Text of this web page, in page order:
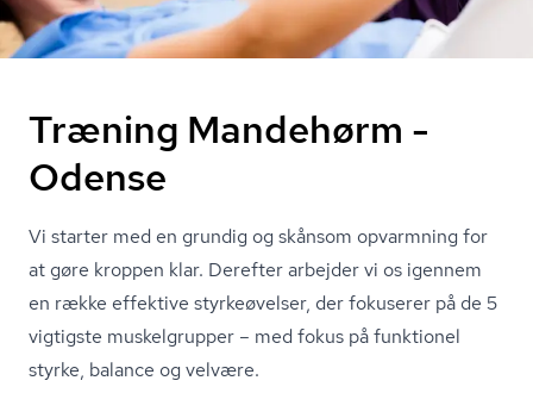
Træning Mandehørm -
Odense
Vi starter med en grundig og skånsom opvarmning for
at gøre kroppen klar. Derefter arbejder vi os igennem
en række effektive styrkeøvelser, der fokuserer på de 5
vigtigste muskelgrupper – med fokus på funktionel
styrke, balance og velvære.